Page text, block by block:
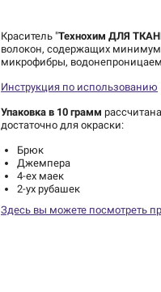
Краситель "Технохим ДЛЯ
волокон, содержащих минимум
микрофибры,
Инструкция по использованию
Упаковка в 10 грамм
достаточно для окраски:
Брюк
Джемпера
4-ех маек
2-ух рубашек
Здесь вы можете посмотреть